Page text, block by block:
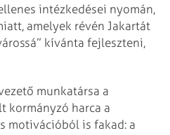
intézkedései nyomán,
amelyek révén Jakartát
kívánta fejleszteni,
munkatársa a
kormányzó harca a
motivációból is fakad: a